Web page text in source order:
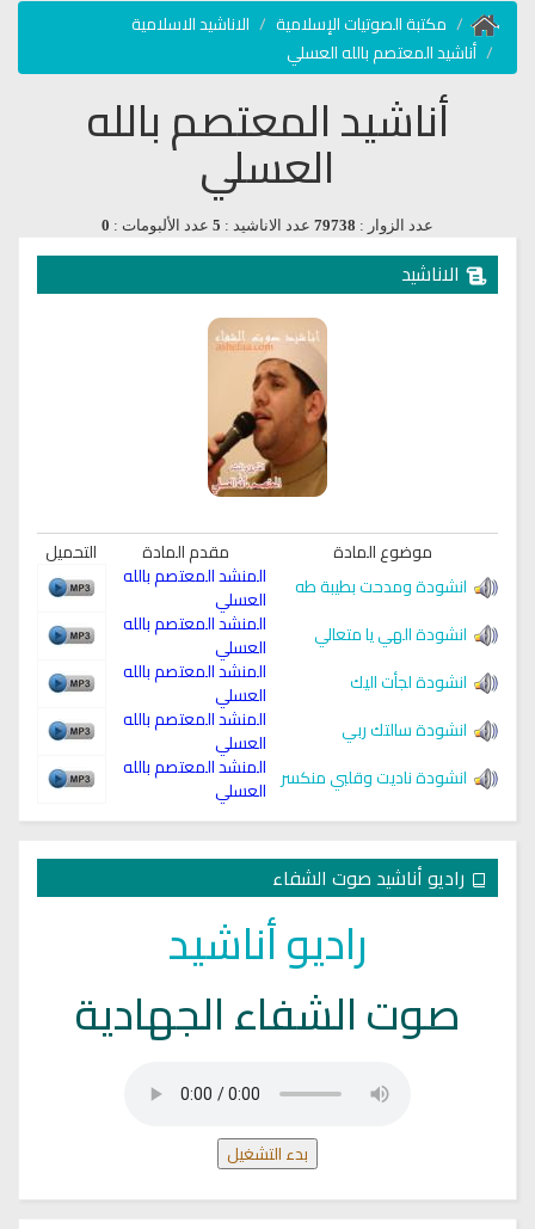
مكتبة الصوتيات الإسلامية
الاناشيد الاسلامية
أناشيد المعتصم بالله العسلي
أناشيد المعتصم بالله
العسلي
عدد الزوار : 79738 عدد الاناشيد : 5 عدد الألبومات : 0
الاناشيد
موضوع المادة مقدم المادة
التحميل
انشودة ومدحت بطيبة طه
المنشد المعتصم بالله
العسلي
انشودة الهي يا متعالي
المنشد المعتصم بالله
العسلي
انشودة لجأت اليك
المنشد المعتصم بالله
العسلي
انشودة سالتك ربي
المنشد المعتصم بالله
العسلي
انشودة ناديت وقلبي منكسر المنشد المعتصم بالله
العسلي
راديو أناشيد صوت الشفاء
راديو أناشيد
صوت الشفاء الجهادية
بدء التشغيل